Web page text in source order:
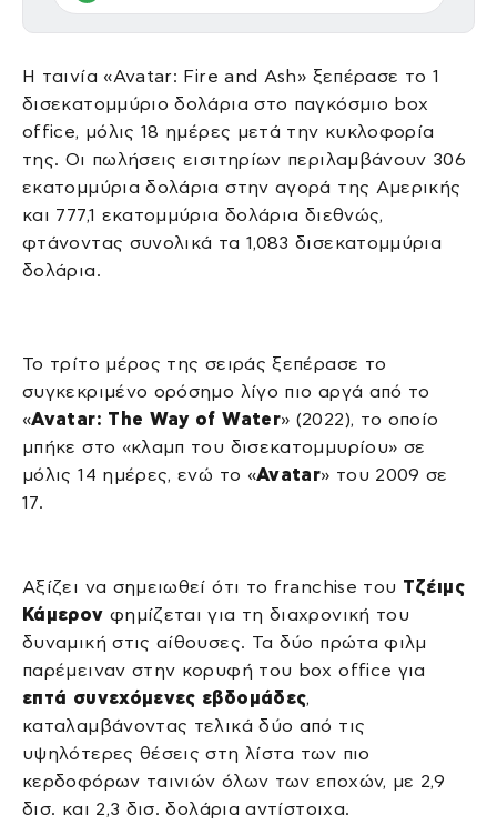
Η ταινία «Avatar: Fire and Ash» ξεπέρασε το 1
δισεκατομμύριο δολάρια στο παγκόσμιο box
office, μόλις 18 ημέρες μετά την κυκλοφορία
της. Οι πωλήσεις εισιτηρίων περιλαμβάνουν 306
εκατομμύρια δολάρια στην αγορά της Αμερικής
και 777,1 εκατομμύρια δολάρια διεθνώς,
φτάνοντας συνολικά τα 1,083 δισεκατομμύρια
δολάρια.
Το τρίτο μέρος της σειράς ξεπέρασε το
συγκεκριμένο ορόσημο λίγο πιο αργά από το
«Avatar: The Way of Water» (2022), το οποίο
μπήκε στο «κλαμπ του δισεκατομμυρίου» σε
μόλις 14 ημέρες, ενώ το «Avatar» του 2009 σε
17.
Αξίζει να σημειωθεί ότι το franchise του Τζέιμς
Κάμερον φημίζεται για τη διαχρονική του
δυναμική στις αίθουσες. Τα δύο πρώτα φιλμ
παρέμειναν στην κορυφή του box office για
επτά συνεχόμενες εβδομάδες,
καταλαμβάνοντας τελικά δύο από τις
υψηλότερες θέσεις στη λίστα των πιο
κερδοφόρων ταινιών όλων των εποχών, με 2,9
δισ. και 2,3 δισ. δολάρια αντίστοιχα.